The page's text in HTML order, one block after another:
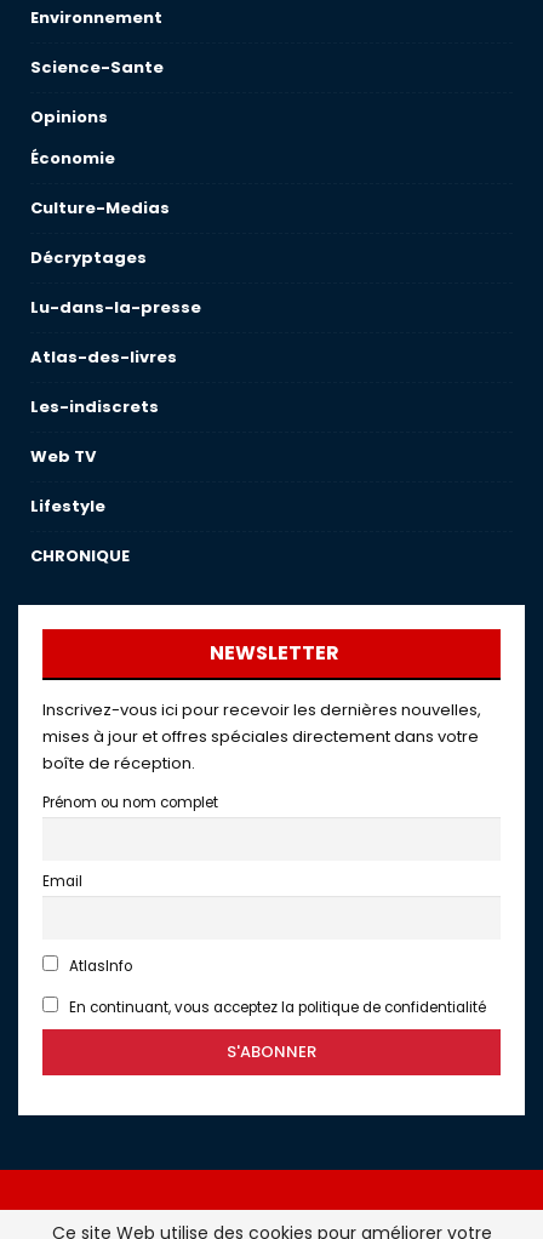
Environnement
Science-Sante
Opinions
Économie
Culture-Medias
Décryptages
Lu-dans-la-presse
Atlas-des-livres
Les-indiscrets
Web TV
Lifestyle
CHRONIQUE
NEWSLETTER
Inscrivez-vous ici pour recevoir les dernières nouvelles,
mises à jour et offres spéciales directement dans votre
boîte de réception.
Prénom ou nom complet
Email
AtlasInfo
En continuant, vous acceptez la politique de confidentialité
Ce site Web utilise des cookies pour améliorer votre